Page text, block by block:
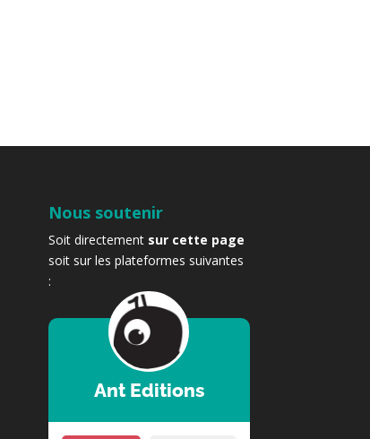
Nous soutenir
Soit directement sur cette page
soit sur les plateformes suivantes
:
Ant Editions